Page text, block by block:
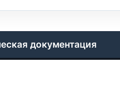
документация